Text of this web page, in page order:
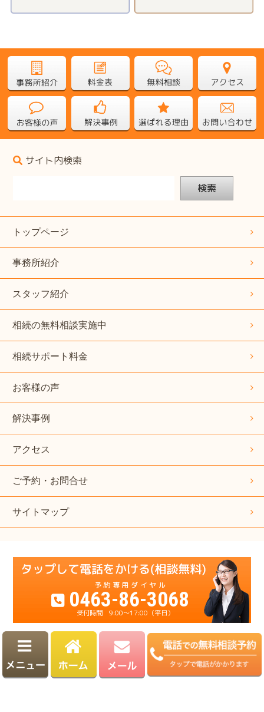
サイト内検索
検索
トップページ
事務所紹介
スタッフ紹介
相続の無料相談実施中
相続サポート料金
お客様の声
解決事例
アクセス
ご予約・お問合せ
サイトマップ
0463-86-3068
9:00～17:00（平日）
運営：杉原公認会計士・税理士事務所